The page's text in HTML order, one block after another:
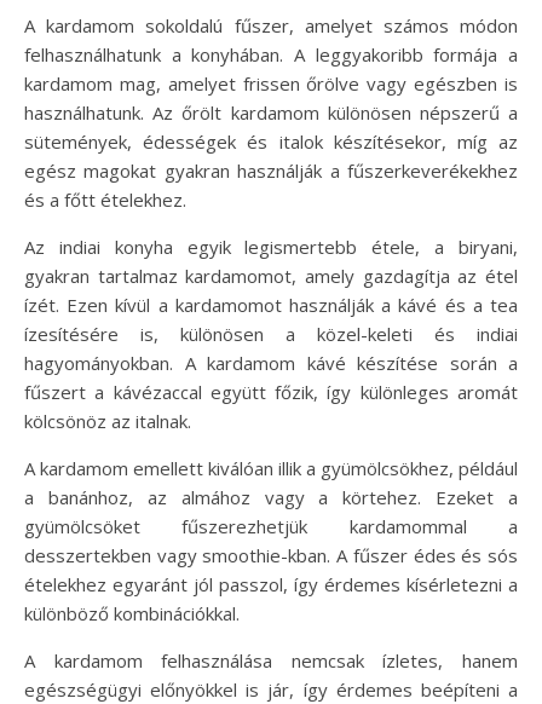
A kardamom sokoldalú fűszer, amelyet számos módon
felhasználhatunk a konyhában. A leggyakoribb formája a
kardamom mag, amelyet frissen őrölve vagy egészben is
használhatunk. Az őrölt kardamom különösen népszerű a
sütemények, édességek és italok készítésekor, míg az
egész magokat gyakran használják a fűszerkeverékekhez
és a főtt ételekhez.
Az indiai konyha egyik legismertebb étele, a biryani,
gyakran tartalmaz kardamomot, amely gazdagítja az étel
ízét. Ezen kívül a kardamomot használják a kávé és a tea
ízesítésére is, különösen a közel-keleti és indiai
hagyományokban. A kardamom kávé készítése során a
fűszert a kávézaccal együtt főzik, így különleges aromát
kölcsönöz az italnak.
A kardamom emellett kiválóan illik a gyümölcsökhez, például
a banánhoz, az almához vagy a körtehez. Ezeket a
gyümölcsöket fűszerezhetjük kardamommal a
desszertekben vagy smoothie-kban. A fűszer édes és sós
ételekhez egyaránt jól passzol, így érdemes kísérletezni a
különböző kombinációkkal.
A kardamom felhasználása nemcsak ízletes, hanem
egészségügyi előnyökkel is jár, így érdemes beépíteni a